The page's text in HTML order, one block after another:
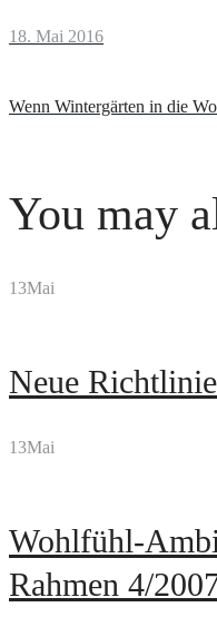
Next
18. Mai 2016
Wenn Wintergärten in die
You may
13Mai
Neue
13Mai
Wohlfühl-
Rahmen 4/